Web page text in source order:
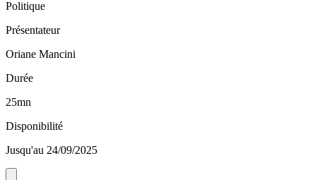
Politique
Présentateur
Oriane Mancini
Durée
25mn
Disponibilité
Jusqu'au 24/09/2025